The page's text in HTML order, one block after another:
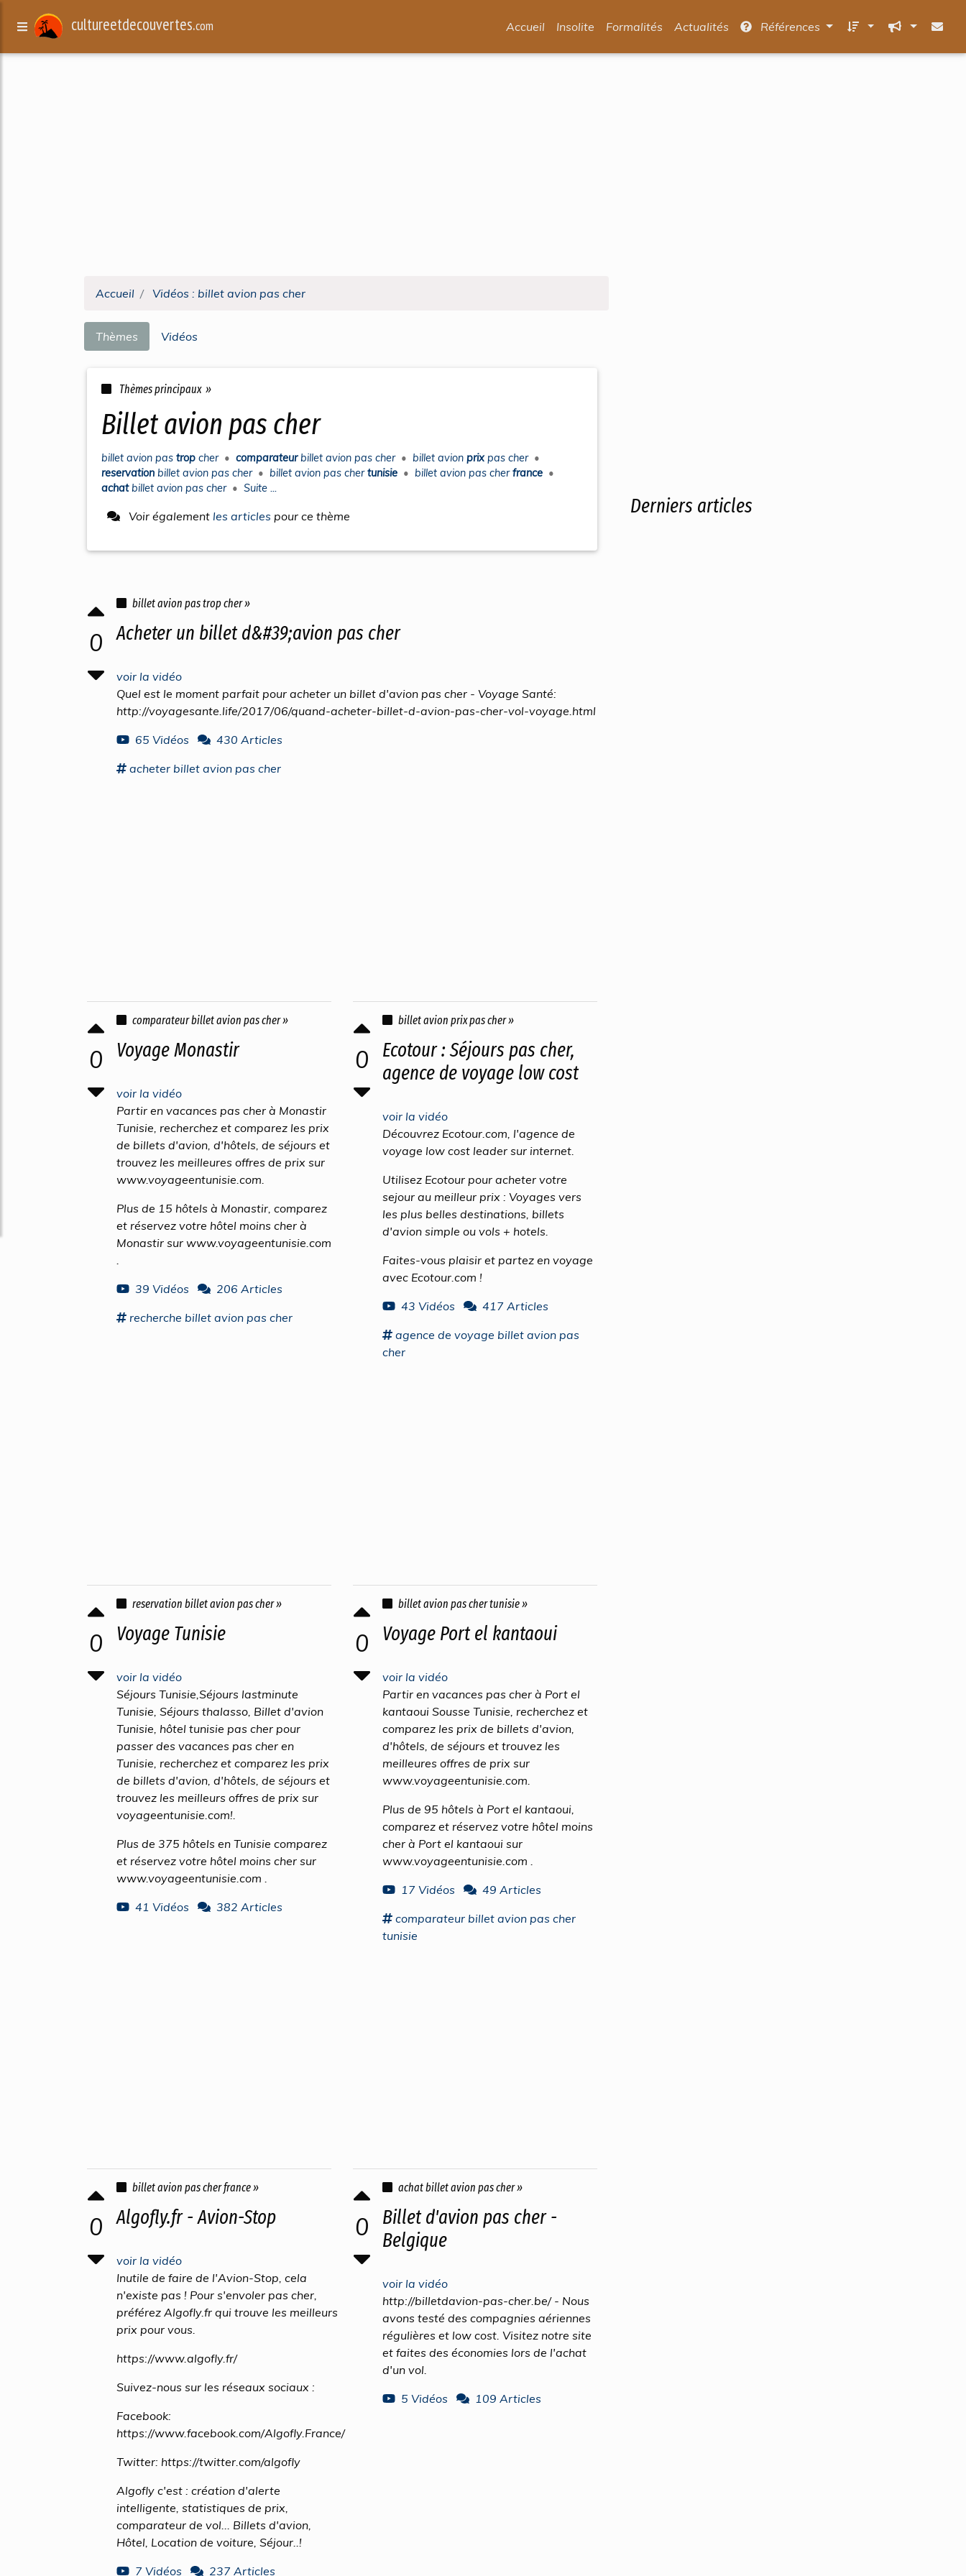
cultureetdecouvertes.com Accueil Insolite Formalités Actualités Références
Accueil Vidéos : billet avion pas cher
Thèmes Vidéos
Thèmes principaux »
billet avion pas cher
billet avion pas trop cher • comparateurbillet avion pas cher • billet avion prixpas cher •
reservation billet avion pas cher • billet avion pas chertunisie • billet avion pas cherfrance •
achatbillet avion pas cher • Suite ...
Voir également les articles pour ce thème
0
billet avion pas trop cher »
Acheter un billet d&#39;avion pas cher
voir la vidéo
Quel est le moment parfait pour acheter un billet d'avion pas cher - Voyage Santé:
http://voyagesante.life/2017/06/quand-acheter-billet-d-avion-pas-cher-vol-voyage.html
65 Vidéos
430 Articles
acheter billet avion pas cher
0
comparateur billet avion pas cher »
Voyage Monastir
voir la vidéo
Partir en vacances pas cher à Monastir
Tunisie, recherchez et comparez les prix
de billets d'avion, d'hôtels, de séjours et
trouvez les meilleures offres de prix sur
www.voyageentunisie.com.
Plus de 15 hôtels à Monastir, comparez
et réservez votre hôtel moins cher à
Monastir sur www.voyageentunisie.com
.
39 Vidéos
206 Articles
recherche billet avion pas cher
0
billet avion prix pas cher »
Ecotour : Séjours pas cher,
agence de voyage low cost
voir la vidéo
Découvrez Ecotour.com, l'agence de
voyage low cost leader sur internet.
Utilisez Ecotour pour acheter votre
sejour au meilleur prix : Voyages vers
les plus belles destinations, billets
d'avion simple ou vols + hotels.
Faites-vous plaisir et partez en voyage
avec Ecotour.com !
43 Vidéos
417 Articles
agence de voyage billet avion pas
cher
0
reservation billet avion pas cher »
Voyage Tunisie
voir la vidéo
Séjours Tunisie,Séjours lastminute
Tunisie, Séjours thalasso, Billet d'avion
Tunisie, hôtel tunisie pas cher pour
passer des vacances pas cher en
Tunisie, recherchez et comparez les prix
de billets d'avion, d'hôtels, de séjours et
trouvez les meilleurs offres de prix sur
voyageentunisie.com!.
Plus de 375 hôtels en Tunisie comparez
et réservez votre hôtel moins cher sur
www.voyageentunisie.com .
41 Vidéos
382 Articles
0
billet avion pas cher tunisie »
Voyage Port el kantaoui
voir la vidéo
Partir en vacances pas cher à Port el
kantaoui Sousse Tunisie, recherchez et
comparez les prix de billets d'avion,
d'hôtels, de séjours et trouvez les
meilleures offres de prix sur
www.voyageentunisie.com.
Plus de 95 hôtels à Port el kantaoui,
comparez et réservez votre hôtel moins
cher à Port el kantaoui sur
www.voyageentunisie.com .
17 Vidéos
49 Articles
comparateur billet avion pas cher
tunisie
0
billet avion pas cher france »
Algofly.fr - Avion-Stop
voir la vidéo
Inutile de faire de l'Avion-Stop, cela
n'existe pas ! Pour s'envoler pas cher,
préférez Algofly.fr qui trouve les meilleurs
prix pour vous.
https://www.algofly.fr/
Suivez-nous sur les réseaux sociaux :
Facebook:
https://www.facebook.com/Algofly.France/
Twitter: https://twitter.com/algofly
Algofly c'est : création d'alerte
intelligente, statistiques de prix,
comparateur de vol... Billets d'avion,
Hôtel, Location de voiture, Séjour..!
7 Vidéos
237 Articles
0
achat billet avion pas cher »
Billet d'avion pas cher -
Belgique
voir la vidéo
http://billetdavion-pas-cher.be/ - Nous
avons testé des compagnies aériennes
régulières et low cost. Visitez notre site
et faites des économies lors de l'achat
d'un vol.
5 Vidéos
109 Articles
Derniers articles